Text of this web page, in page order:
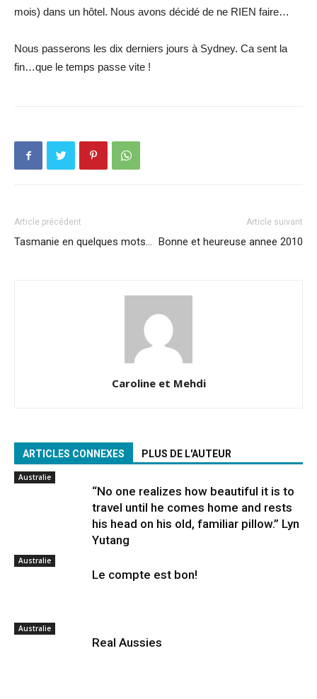
mois) dans un hôtel. Nous avons décidé de ne RIEN faire…
Nous passerons les dix derniers jours à Sydney. Ca sent la
fin…que le temps passe vite !
Article précédent
Tasmanie en quelques mots…
Article suivant
Bonne et heureuse annee 2010
Caroline et Mehdi
ARTICLES CONNEXES PLUS DE L'AUTEUR
Australie
“No one realizes how beautiful it is to
travel until he comes home and rests
his head on his old, familiar pillow.” Lyn
Yutang
Australie
Le compte est bon!
Australie
Real Aussies